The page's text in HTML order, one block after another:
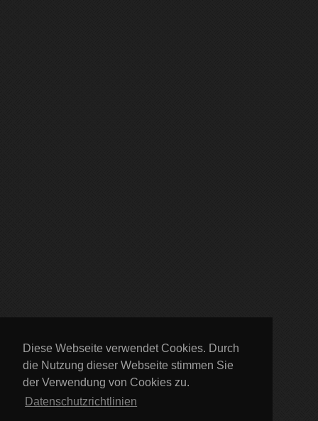
Diese Webseite verwendet Cookies. Durch
die Nutzung dieser Webseite stimmen Sie
der Verwendung von Cookies zu.
Datenschutzrichtlinien